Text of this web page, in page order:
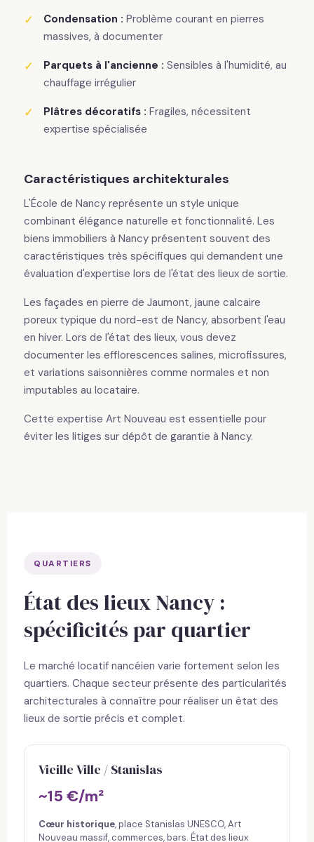
Condensation : Problème courant en pierres
massives, à documenter
Parquets à l'ancienne : Sensibles à l'humidité, au
chauffage irrégulier
Plâtres décoratifs : Fragiles, nécessitent
expertise spécialisée
Caractéristiques architekturales
L'École de Nancy représente un style unique
combinant élégance naturelle et fonctionnalité. Les
biens immobiliers à Nancy présentent souvent des
caractéristiques très spécifiques qui demandent une
évaluation d'expertise lors de l'état des lieux de sortie.
Les façades en pierre de Jaumont, jaune calcaire
poreux typique du nord-est de Nancy, absorbent l'eau
en hiver. Lors de l'état des lieux, vous devez
documenter les efflorescences salines, microfissures,
et variations saisonnières comme normales et non
imputables au locataire.
Cette expertise Art Nouveau est essentielle pour
éviter les litiges sur dépôt de garantie à Nancy.
QUARTIERS
État des lieux Nancy :
spécificités par quartier
Le marché locatif nancéien varie fortement selon les
quartiers. Chaque secteur présente des particularités
architecturales à connaître pour réaliser un état des
lieux de sortie précis et complet.
Vieille Ville / Stanislas
~15 €/m²
Cœur historique, place Stanislas UNESCO, Art
Nouveau massif, commerces, bars. État des lieux